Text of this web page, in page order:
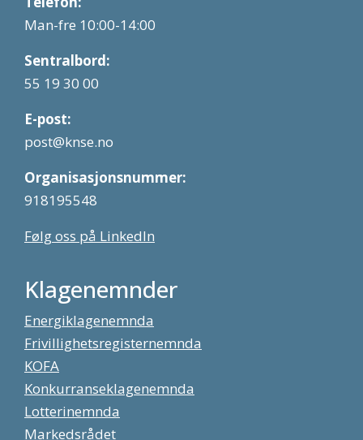
Man-fre 10:00-14:00
Sentralbord:
55 19 30 00
E-post:
post@knse.no
Organisasjonsnummer:
918195548
Følg oss på LinkedIn
Klagenemnder
Energiklagenemnda
Frivillighetsregisternemnda
KOFA
Konkurranseklagenemnda
Lotterinemnda
Markedsrådet